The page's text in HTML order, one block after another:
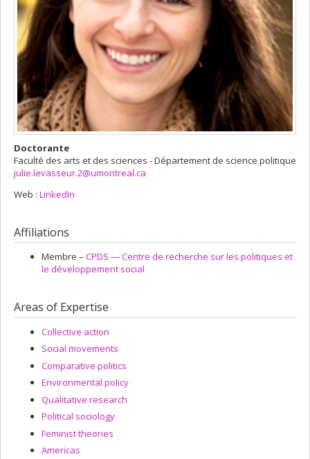
Doctorante
Faculté des arts et des sciences - Département de science politique
julie.levasseur.2@umontreal.ca
Web : LinkedIn
Affiliations
Membre – CPDS — Centre de recherche sur les politiques et
le développement social
Areas of Expertise
Collective action
Social movements
Comparative politics
Environmental policy
Qualitative research
Political sociology
Feminist theories
Americas